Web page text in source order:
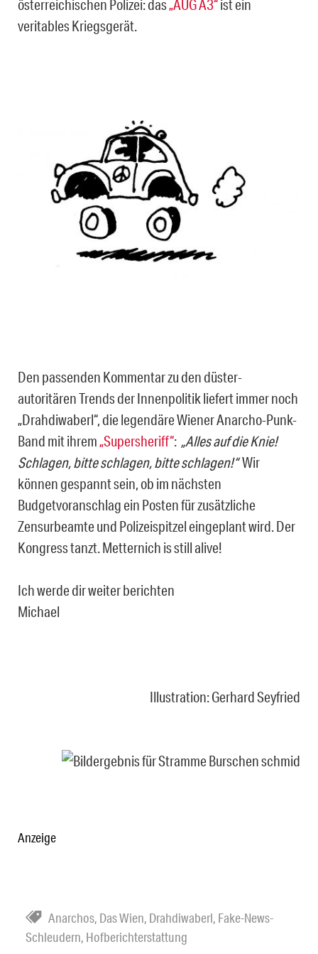
österreichischen Polizei: das„AUG A3“ist ein
veritables Kriegsgerät.
Den passenden Kommentar zu den düster-
autoritären Trends der Innenpolitik liefert immer noch
„Drahdiwaberl“, die legendäre Wiener Anarcho-Punk-
Band mit ihrem„Supersheriff“: „Alles auf die Knie!
Schlagen, bitte schlagen, bitte schlagen!“Wir
können gespannt sein, ob im nächsten
Budgetvoranschlag ein Posten für zusätzliche
Zensurbeamte und Polizeispitzel eingeplant wird. Der
Kongress tanzt. Metternich is still alive!
Ich werde dir weiter berichten
Michael
Illustration: Gerhard Seyfried
Anzeige
Anarchos, Das Wien, Drahdiwaberl, Fake-News-
Schleudern, Hofberichterstattung